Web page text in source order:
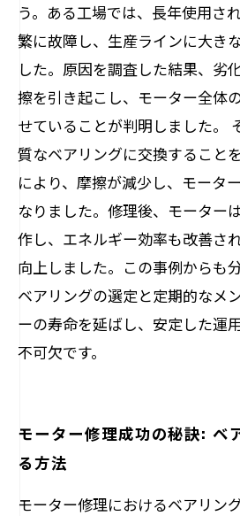
う。ある工場では、長年使用さ
繁に故障し、生産ラインに大き
した。原因を調査した結果、劣
擦を引き起こし、モーター全体
せていることが判明しました。
質なベアリングに交換すること
により、摩擦が減少し、モータ
なりました。修理後、モーター
作し、エネルギー効率も改善さ
向上しました。この事例からも
ベアリングの選定と定期的なメ
ーの寿命を延ばし、安定した運
不可欠です。
モーター修理成功の秘訣: ベ
る方法
モーター修理におけるベアリン